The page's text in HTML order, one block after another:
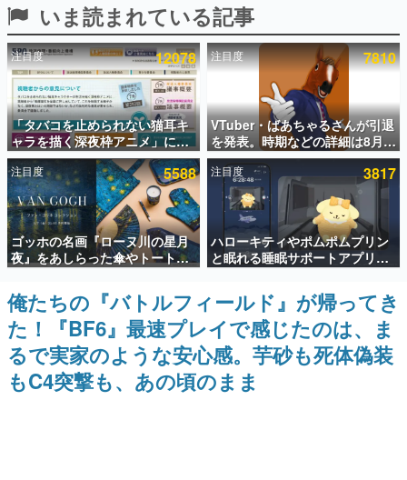
殿堂入り記事
SNS拡散数が数千以上！ ページビュー数万以上！ などな
ど。多くの人々に読まれた、電ファミ渾身の“殿堂入り”記
事をまとめました。
ゲームの企画書
名作ゲームクリエイターの方々に製作時のエピソードをお
聞きし、ヒットする企画（ゲーム）とは何か？を探ってい
きます。
赫本
この物語を解いてはいけない。『赫本』は、〈試験問題〉
の形をした短編ホラー小説集です。
新世代に訊く
これからのデジタルゲーム市場を担う若きクリエイター達
の姿を追い、彼らのルーツと情熱を探っていきます。
ゲーム世代の作家たち
ゲームに多大な影響を受けた作家さんに取材し、ゲームが
日本のコンテンツ産業やカルチャーに与えた影響を探る企
画です。
日本モバイルゲーム産業史
日本のモバイルゲーム史における主要なトピック・タイト
いま読まれている記事
注目度 12078
「タバコを止められない猫耳キ
ャラを描く深夜枠アニメ」に視
聴者の一部から批判意見。違法
薬物の使用と思しき描写も含め
て、BPOが議論を交わす
注目度 7810
VTuber・ばあちゃるさんが引退
を発表。時期などの詳細は8月9
日15時からの配信で説明
注目度 5588
ゴッホの名画『ローヌ川の星月
夜』をあしらった傘やトートバ
ッグなどが登場。8月7日21時よ
り2日間限定で予約販売
注目度 3817
ハローキティやポムポムプリン
と眠れる睡眠サポートアプリ
『ゆめたび』が配信中。キャラ
ごとのASMRや目覚ましアラー
ムも搭載
俺たちの『バトルフィールド』が帰ってき
た！『BF6』最速プレイで感じたのは、ま
るで実家のような安心感。芋砂も死体偽装
もC4突撃も、あの頃のまま